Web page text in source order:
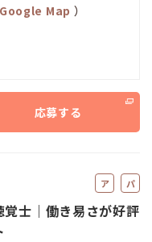
Google Map ）
応募する
ア
バ
パ
ト
士｜働き易さが好評